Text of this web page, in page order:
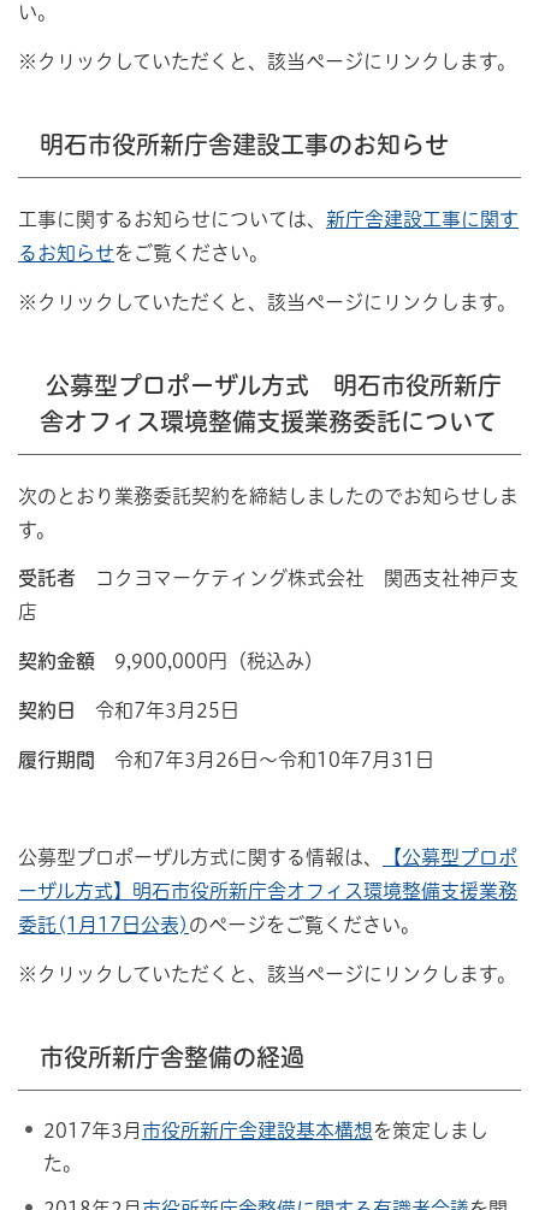
い。
※クリックしていただくと、該当ページにリンクします。
明石市役所新庁舎建設工事のお知らせ
工事に関するお知らせについては、 新庁舎建設工事に関す
るお知らせをご覧ください。
※クリックしていただくと、該当ページにリンクします。
公募型プロポーザル方式
明石市役所新庁
舎オフィス環境整備支援業務委託について
次のとおり業務委託契約を締結しましたのでお知らせしま
す。
受託者
コクヨマーケティング株式会社 関西支社神戸支
店
契約金額 9,900,000円（税込み）
契約日 令和7年3⽉25⽇
履行期間 令和7年3⽉26⽇〜令和10年7⽉31⽇
公募型プロポーザル方式に関する情報は、
【公募型プロポ
ーザル方式】明石市役所新庁舎オフィス環境整備支援業務
委託(1月17日公表) のページをご覧ください。
※クリックしていただくと、該当ページにリンクします。
市役所新庁舎整備の経過
2017年3月 市役所新庁舎建設基本構想を策定しまし
た。